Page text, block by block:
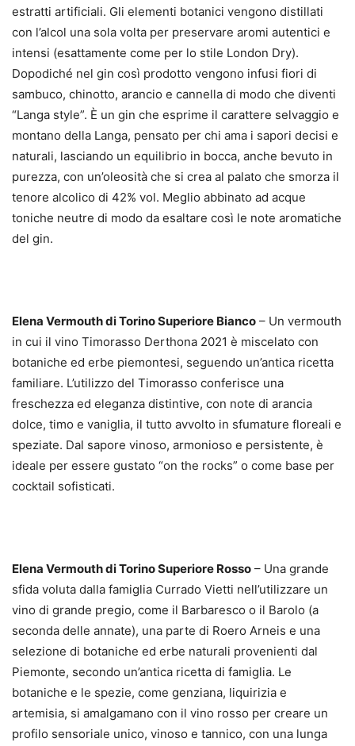
estratti artificiali. Gli elementi botanici vengono distillati
con l’alcol una sola volta per preservare aromi autentici e
intensi (esattamente come per lo stile London Dry).
Dopodiché nel gin così prodotto vengono infusi fiori di
sambuco, chinotto, arancio e cannella di modo che diventi
“Langa style”. È un gin che esprime il carattere selvaggio e
montano della Langa, pensato per chi ama i sapori decisi e
naturali, lasciando un equilibrio in bocca, anche bevuto in
purezza, con un’oleosità che si crea al palato che smorza il
tenore alcolico di 42% vol. Meglio abbinato ad acque
toniche neutre di modo da esaltare così le note aromatiche
del gin.
Elena Vermouth di Torino Superiore Bianco – Un vermouth
in cui il vino Timorasso Derthona 2021 è miscelato con
botaniche ed erbe piemontesi, seguendo un’antica ricetta
familiare. L’utilizzo del Timorasso conferisce una
freschezza ed eleganza distintive, con note di arancia
dolce, timo e vaniglia, il tutto avvolto in sfumature floreali e
speziate. Dal sapore vinoso, armonioso e persistente, è
ideale per essere gustato “on the rocks” o come base per
cocktail sofisticati.
Elena Vermouth di Torino Superiore Rosso – Una grande
sfida voluta dalla famiglia Currado Vietti nell’utilizzare un
vino di grande pregio, come il Barbaresco o il Barolo (a
seconda delle annate), una parte di Roero Arneis e una
selezione di botaniche ed erbe naturali provenienti dal
Piemonte, secondo un’antica ricetta di famiglia. Le
botaniche e le spezie, come genziana, liquirizia e
artemisia, si amalgamano con il vino rosso per creare un
profilo sensoriale unico, vinoso e tannico, con una lunga